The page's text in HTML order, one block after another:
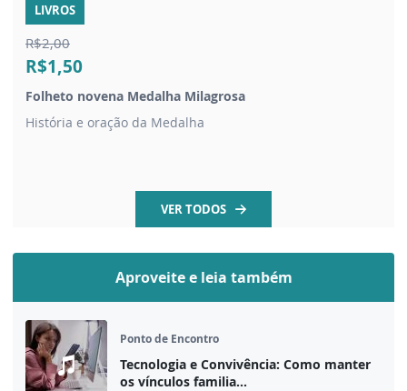
LIVROS
R$2,00
R$1,50
Folheto novena Medalha Milagrosa
História e oração da Medalha
VER TODOS
Aproveite e leia também
Ponto de Encontro
Tecnologia e Convivência: Como manter
os vínculos familia...